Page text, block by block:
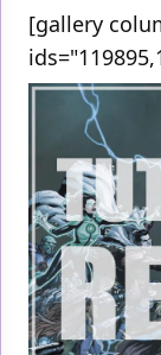
[gallery